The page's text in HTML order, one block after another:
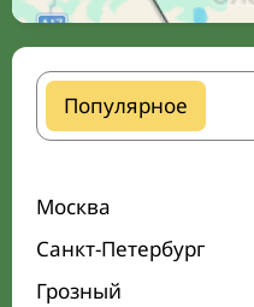
Популярное
Москва
Санкт-Петербург
Грозный